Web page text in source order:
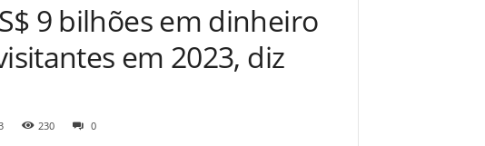
9 bilhões em dinheiro
em 2023, diz
230 0